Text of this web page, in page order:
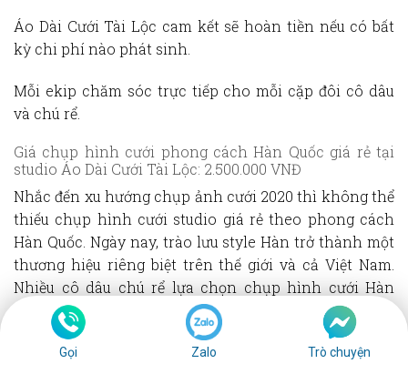
Áo Dài Cưới Tài Lộc cam kết sẽ hoàn tiền nếu có bất
kỳ chi phí nào phát sinh.
Mỗi ekip chăm sóc trực tiếp cho mỗi cặp đôi cô dâu
và chú rể.
Giá chụp hình cưới phong cách Hàn Quốc giá rẻ tại
studio Áo Dài Cưới Tài Lộc: 2.500.000 VNĐ
Nhắc đến xu hướng chụp ảnh cưới 2020 thì không thể
thiếu chụp hình cưới studio giá rẻ theo phong cách
Hàn Quốc. Ngày nay, trào lưu style Hàn trở thành một
thương hiệu riêng biệt trên thế giới và cả Việt Nam.
Nhiều cô dâu chú rể lựa chọn chụp hình cưới Hàn
Quốc nhờ sự tinh tế, pha chút đáng yêu mà phong
cách này mang lại.
Gọi Zalo Trò chuyện